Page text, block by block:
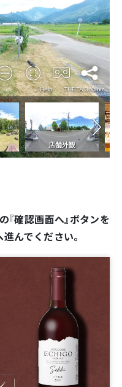
『確認画面へ』ボタンを
んでください。